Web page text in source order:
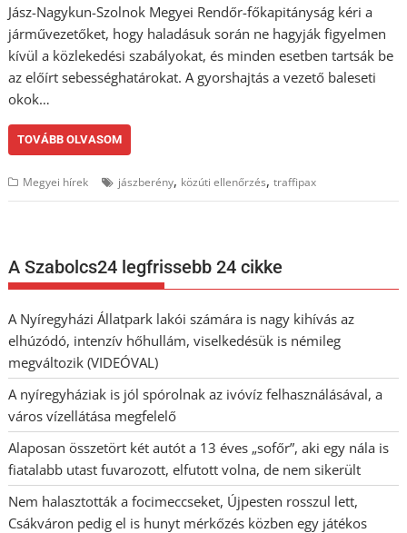
Jász-Nagykun-Szolnok Megyei Rendőr-főkapitányság kéri a
járművezetőket, hogy haladásuk során ne hagyják figyelmen
kívül a közlekedési szabályokat, és minden esetben tartsák be
az előírt sebességhatárokat. A gyorshajtás a vezető baleseti
okok…
TOVÁBB OLVASOM
Megyei hírek jászberény, közúti ellenőrzés,traffipax
A Szabolcs24 legfrissebb 24 cikke
A Nyíregyházi Állatpark lakói számára is nagy kihívás az
elhúzódó, intenzív hőhullám, viselkedésük is némileg
megváltozik (VIDEÓVAL)
A nyíregyháziak is jól spórolnak az ivóvíz felhasználásával, a
város vízellátása megfelelő
Alaposan összetört két autót a 13 éves „sofőr”, aki egy nála is
fiatalabb utast fuvarozott, elfutott volna, de nem sikerült
Nem halasztották a focimeccseket, Újpesten rosszul lett,
Csákváron pedig el is hunyt mérkőzés közben egy játékos